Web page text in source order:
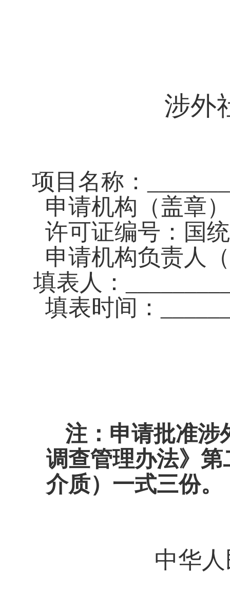
涉外
项目名称：
申请机构（盖章
许可证编号：国
申请机构负责人
填表人：
填表时间：
注：申请批准涉
调查管理办法》
介质）一式三份。
中华